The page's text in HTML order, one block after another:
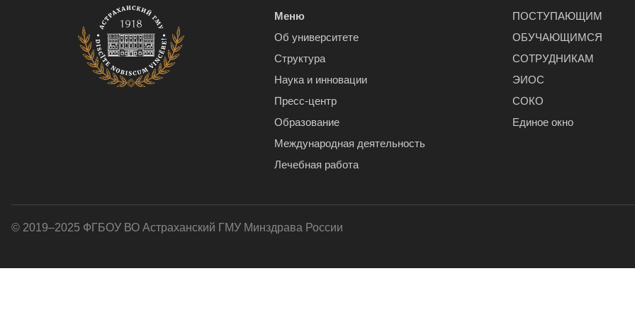
Меню
Об университете
Структура
Наука и инновации
Пресс-центр
Образование
Международная деятельность
Лечебная работа
ПОСТУПАЮЩИМ
ОБУЧАЮЩИМСЯ
СОТРУДНИКАМ
ЭИОС
СОКО
Единое окно
© 2019–2025 ФГБОУ ВО Астраханский ГМУ Минздрава России